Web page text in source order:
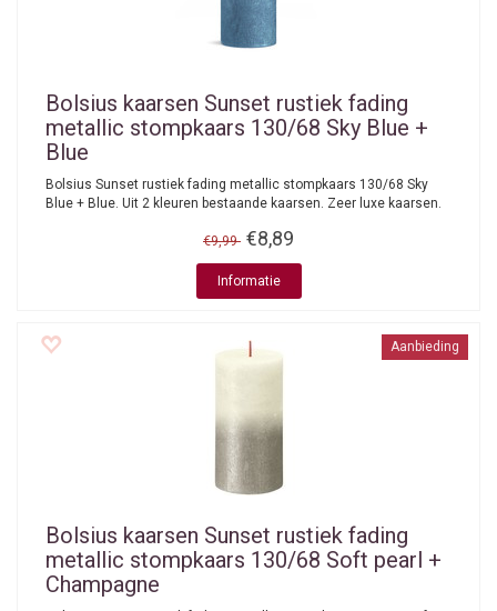
Bolsius kaarsen Sunset rustiek fading
metallic stompkaars 130/68 Sky Blue +
Blue
Bolsius Sunset rustiek fading metallic stompkaars 130/68 Sky
Blue + Blue. Uit 2 kleuren bestaande kaarsen. Zeer luxe kaarsen.
€9,99 €8,89
Informatie
Aanbieding
Bolsius kaarsen Sunset rustiek fading
metallic stompkaars 130/68 Soft pearl +
Champagne